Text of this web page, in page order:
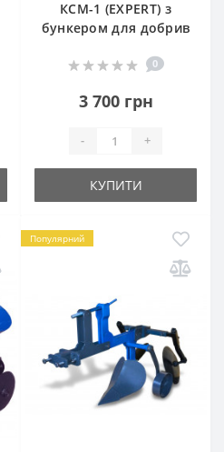
КСМ-1 (EXPERT) з
бункером для добрив
0
3 700 грн
- +
КУПИТИ
Популярний